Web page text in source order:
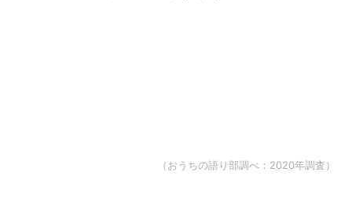
（おうちの語り部調べ：2020年調査）